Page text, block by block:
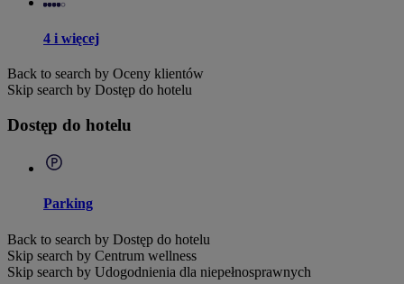
4 i więcej
Back to search by Oceny klientów
Skip search by Dostęp do hotelu
Dostęp do hotelu
Parking
Back to search by Dostęp do hotelu
Skip search by Centrum wellness
Skip search by Udogodnienia dla niepełnosprawnych